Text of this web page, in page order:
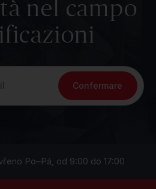
nel campo
Confermare
Po–Pá, od 9:00 do 17:00